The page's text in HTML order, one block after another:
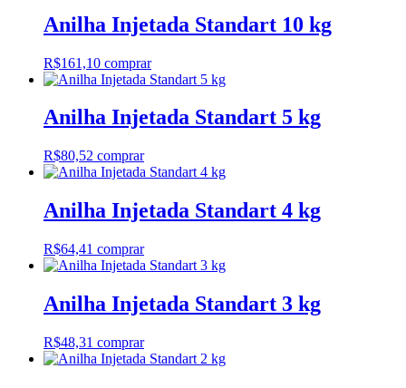
Anilha Injetada Standart 10 kg
R$161,10 comprar
Anilha Injetada Standart 5 kg
R$80,52 comprar
Anilha Injetada Standart 4 kg
R$64,41 comprar
Anilha Injetada Standart 3 kg
R$48,31 comprar